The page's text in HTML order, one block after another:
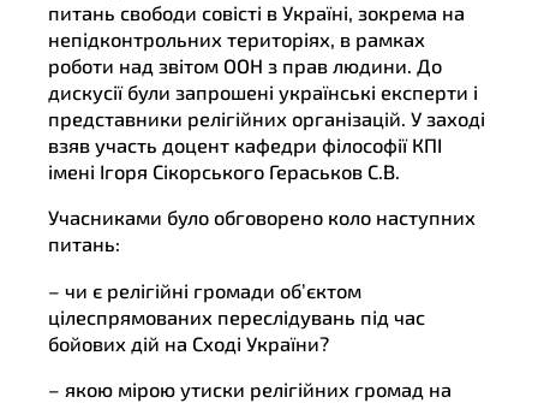
питань свободи совісті в Україні, зокрема на
непідконтрольних територіях, в рамках
роботи над звітом ООН з прав людини. До
дискусії були запрошені українські експерти і
представники релігійних організацій. У заході
взяв участь доцент кафедри філософії КПІ
імені Ігоря Сікорського Гераськов С.В.
Учасниками було обговорено коло наступних
питань:
– чи є релігійні громади об’єктом
цілеспрямованих переслідувань під час
бойових дій на Сході України?
– якою мірою утиски релігійних громад на